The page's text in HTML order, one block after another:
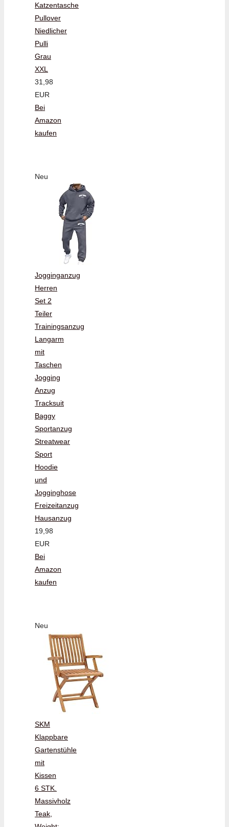
Katzentasche
Pullover
Niedlicher
Pulli
Grau
XXL
31,98
EUR
Bei
Amazon
kaufen
Neu
Jogginganzug
Herren
Set 2
Teiler
Trainingsanzug
Langarm
mit
Taschen
Jogging
Anzug
Tracksuit
Baggy
Sportanzug
Streatwear
Sport
Hoodie
und
Jogginghose
Freizeitanzug
Hausanzug
19,98
EUR
Bei
Amazon
kaufen
Neu
SKM
Klappbare
Gartenstühle
mit
Kissen
6 STK.
Massivholz
Teak,